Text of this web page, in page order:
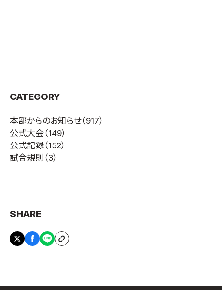
CATEGORY
本部からのお知らせ（917）
公式大会（149）
公式記録（152）
試合規則 （3）
SHARE